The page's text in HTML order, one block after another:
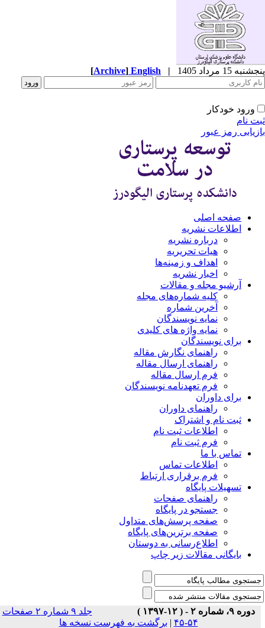
15 مرداد 1405 |
English
[Archive]
ورود خودکار
نام
رمز عبور
صفحه اصلی
اطلاعات نشریه
درباره نشریه
هیات تحریریه
اهداف و زمینه‌ها
اخبار نشریه
آرشیو مجله و مقالات
کلیه شماره‌های مجله
آخرین شماره
نمایه نویسندگان
نمایه واژه های کلیدی
برای نویسندگان
راهنمای نگارش مقاله
راهنمای ارسال مقاله
فرم ارسال مقاله
فرم تعهدنامه نویسندگان
برای داوران
راهنمای داوران
ثبت نام و اشتراک
اطلاعات ثبت نام
فرم ثبت نام
تماس با ما
اطلاعات تماس
فرم برقراری ارتباط
تسهیلات پایگاه
راهنمای صفحات
جستجو در پایگاه
صفحه پرسش‌های متداول
صفحه برترین‌های پایگاه
اطلاع‌رسانی به دوستان
بایگانی مقالات زیر چاپ
دوره ۹، شماره ۲ - ( ۱۲-۱۳۹۷ )
جلد ۹ شماره ۲ صفحات
۵۴-۴۵
|برگشت به فهرست نسخه ها